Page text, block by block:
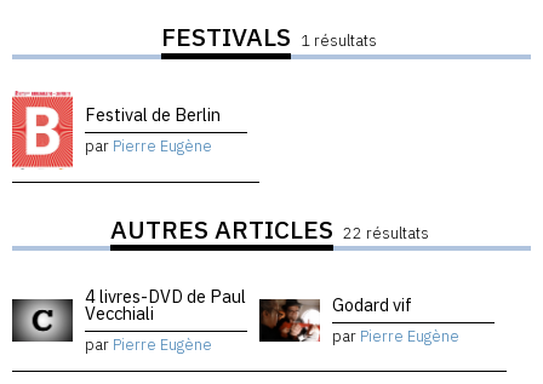
FESTIVALS 1 résultats
Festival de Berlin
par Pierre Eugène
AUTRES ARTICLES 22 résultats
4 livres-DVD de Paul
Vecchiali
par Pierre Eugène
Godard vif
par Pierre Eugène